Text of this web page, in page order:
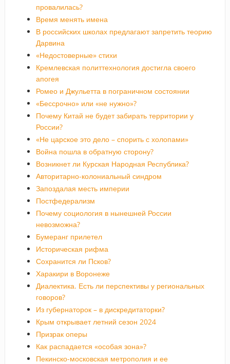
провалилась?
Время менять имена
В российских школах предлагают запретить теорию
Дарвина
«Недостоверные» стихи
Кремлевская политтехнология достигла своего
апогея
Ромео и Джульетта в пограничном состоянии
«Бессрочно» или «не нужно»?
Почему Китай не будет забирать территории у
России?
«Не царское это дело – спорить с холопами»
Война пошла в обратную сторону?
Возникнет ли Курская Народная Республика?
Авторитарно-колониальный синдром
Запоздалая месть империи
Постфедерализм
Почему социология в нынешней России
невозможна?
Бумеранг прилетел
Историческая рифма
Сохранится ли Псков?
Харакири в Воронеже
Диалектика. Есть ли перспективы у региональных
говоров?
Из губернаторок – в дискредитаторки?
Крым открывает летний сезон 2024
Призрак оперы
Как распадается «особая зона»?
Пекинско-московская метрополия и ее